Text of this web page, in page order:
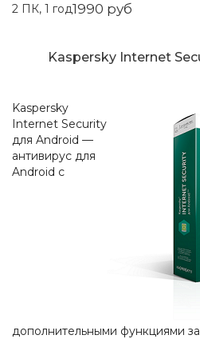
2 ПК, 1 год1990 руб
Kaspersky Internet
Kaspersky
Internet Security
для Android —
антивирус для
Android с
дополнительными функциями